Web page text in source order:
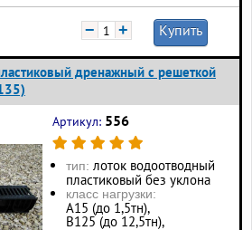
− + Купить
дренажный с решеткой
Артикул: 556
тип: лоток водоотводный
пластиковый без уклона
класс нагрузки:
А15 (до 1,5тн),
В125 (до 12,5тн),